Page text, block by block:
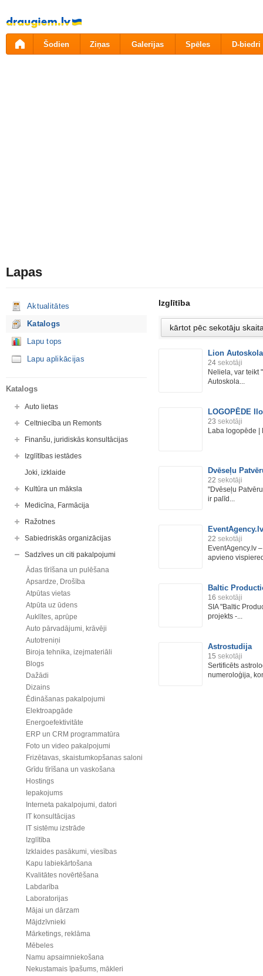
Pāriet
uz
saturu
Šodien Ziņas Galerijas Spēles D-biedri
Lapas
Aktualitātes
Katalogs
Lapu tops
Lapu aplikācijas
Katalogs
Auto lietas
Celtniecība un Remonts
Finanšu, juridiskās konsultācijas
Izglītības iestādes
Joki, izklaide
Kultūra un māksla
Medicīna, Farmācija
Ražotnes
Sabiedriskās organizācijas
Sadzīves un citi pakalpojumi
Ādas tīrīšana un pulēšana
Apsardze, Drošība
Atpūtas vietas
Atpūta uz ūdens
Auklītes, aprūpe
Auto pārvadājumi, krāvēji
Autotreniņi
Biroja tehnika, izejmateriāli
Blogs
Dažādi
Dizains
Ēdināšanas pakalpojumi
Elektroapgāde
Energoefektivitāte
ERP un CRM programmatūra
Foto un video pakalpojumi
Frizētavas, skaistumkopšanas saloni
Grīdu tīrīšana un vaskošana
Hostings
Iepakojums
Interneta pakalpojumi, datori
IT konsultācijas
IT sistēmu izstrāde
Izglītība
Izklaides pasākumi, viesības
Kapu labiekārtošana
Kvalitātes novērtēšana
Labdarība
Laboratorijas
Mājai un dārzam
Mājdzīvnieki
Mārketings, reklāma
Mēbeles
Namu apsaimniekošana
Nekustamais īpašums, mākleri
Izglītība
Lion Autoskola
24 sekotāji
Neliela, var teikt
Autoskola...
LOGOPĒDE
23 sekotāji
Laba logopēde |
Dvēseļu
22 sekotāji
"Dvēseļu
ir palīd...
EventAgency.lv
22 sekotāji
EventAgency.lv
apvieno
Baltic
16 sekotāji
SIA "Baltic
projekts -...
Astrostudija
15 sekotāji
Sertificēts
numeroloģija,